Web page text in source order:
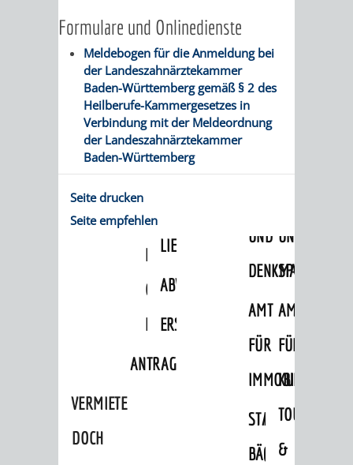
AUFGABEN
DER
UNTEREN
DENKMALSCHUTZBEHÖRDE
STEUERVORTEILE
SATZUNGEN
IM
BEREICH
DENKMALSCHUTZ
GENEHMIGUNGSVERFAHREN
TAG
DES
OFFENEN
DENKMALS
STÄDTISCHER
BAUPLÄTZE
VERKAUF
STÄDTISCHER
HÄUSER
LIEGENSCHAFTEN
ABWASSERBESEITIGUNG
ERSCHLIESSUNGSBEITRAG
ANTRAGSVERFAHREN
VERMIETE
DOCH
BÜRGERMEISTER
/
DEZERNATE
ÄMTER
AMT
UND
DENKMALSCHUTZ
UND
SPORT
AMT
FÜR
STABSSTELLE
BÄDER
HOCHBAU
(PLANUNG
AMT
FÜR
KULTUR,
TOURISMUS
&
Formulare und Onlinedienste
Meldebogen für die Anmeldung bei
der Landeszahnärztekammer
Baden-Württemberg gemäß § 2 des
Heilberufe-Kammergesetzes in
Verbindung mit der Meldeordnung
der Landeszahnärztekammer
Baden-Württemberg
Seite drucken
Seite empfehlen